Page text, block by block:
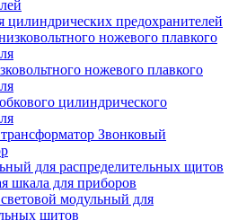
цилиндрических предохранителей
ножевого плавкого
цилиндрического
Звонковый
для распределительных щитов
шкала для приборов